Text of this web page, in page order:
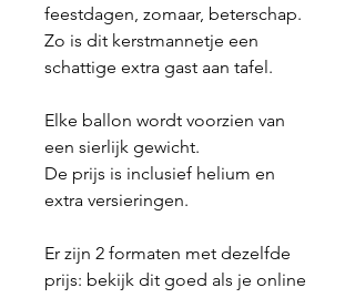
feestdagen, zomaar, beterschap.
Zo is dit kerstmannetje een
schattige extra gast aan tafel.
Elke ballon wordt voorzien van
een sierlijk gewicht.
De prijs is inclusief helium en
extra versieringen.
Er zijn 2 formaten met dezelfde
prijs: bekijk dit goed als je online